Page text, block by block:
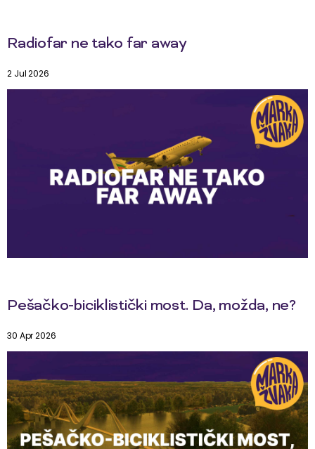
Radiofar ne tako far away
2 Jul 2026
Pešačko-biciklistički most. Da, možda, ne?
30 Apr 2026